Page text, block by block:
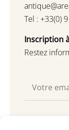
Tel : +33(0)
Inscription
Restez